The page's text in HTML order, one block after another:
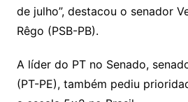
de julho”, destacou o senador
Rêgo (PSB-PB).
A líder do PT no Senado,
(PT-PE), também pediu